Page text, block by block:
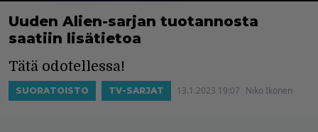
Uuden Alien-sarjan tuotannosta
saatiin lisätietoa
Tätä odotellessa!
SUORATOISTO TV-SARJAT 13.1.2023 19:07 Niko Ikonen